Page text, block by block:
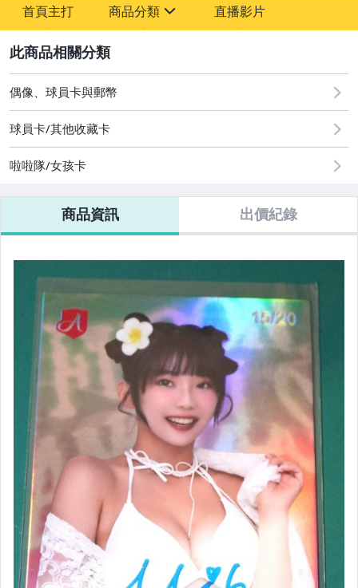
首頁主打 商品分類
成人專區
玩具、模型與公仔
運動、戶外與休閒
直播影片
偶像、球員卡與郵幣
球員卡/其他收藏卡
啦啦隊/女孩卡
商品資訊 出價紀錄